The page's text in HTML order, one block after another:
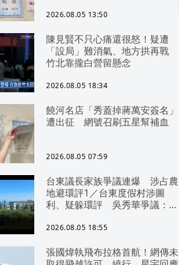
之下
台股投資熱
2026.08.05 13:50
陳見賢不只心痛還很怒！疑遭
「設局」難消氣、地方拱再戰
竹北靠攏白營留懸念
2026.08.05 18:34
饒河名店「秀蓋掉蔣萬安簽名」
遭出征 網號召刷五星幫補血
2026.08.05 07:59
台東議長家族爭議連爆 涉占農
地避環評1／台東度假村涉圖
利、疑躲環評 吳秀華爭議：概
2026.08.05 18:55
張國煒執飛布拉格首航！網傳未